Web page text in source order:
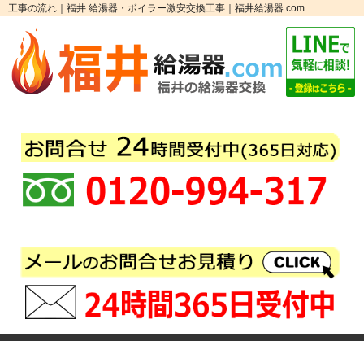
工事の流れ｜福井 給湯器・ボイラー激安交換工事｜福井給湯器.com